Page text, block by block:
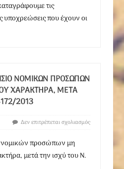
τις
υποχρεώσεις που έχουν οι
ΝΟΜΙΚΏΝ ΠΡΟΣΏΠΩΝ
ΧΑΡΑΚΤΉΡΑ, ΜΕΤΆ
2013
Δεν επιτρέπεται σχολιασμός
νομικών προσώπων μη
μετά την ισχύ του Ν.